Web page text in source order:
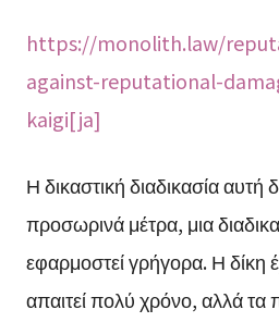
https://monolith.law/
against-reputational-
kaigi[ja]
Η δικαστική διαδικασία αυτή
προσωρινά μέτρα, μια
εφαρμοστεί γρήγορα. Η δίκη
απαιτεί πολύ χρόνο, αλλά